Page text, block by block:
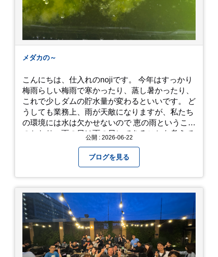
メダカの～
こんにちは、仕入れのnojiです。 今年はすっかり
梅雨らしい梅雨で寒かったり、蒸し暑かったり、
これで少しダムの貯水量が変わるといいです。 ど
うしても業務上、雨が天敵になりますが、私たち
の環境には水は欠かせないので 恵の雨というこば
のとおり、雨の日は雨の日にできることを考えて
になってしまいましたが、お家には代々10年以上
続く ヒメダカがいますが、そのメダカの池にはト
ンボが卵を産んで、ヤゴがいたり、変な虫が いた
りします。ヤゴはメダカを食べてしまうのでほん
とは別にしたいのですが、トンボに かえるところ
が見たくて飼ってみました。 が、途中までかえり
そうでしたが、だめなようでした。 秋にはたくさ
んのトンボが飛んでいますが、自然の中で成虫に
かえるというのは厳しいんだなと 実感しました。
私たち、生かされている以上、一所懸命何かをし
公開 : 2026-06-22
ブログを見る